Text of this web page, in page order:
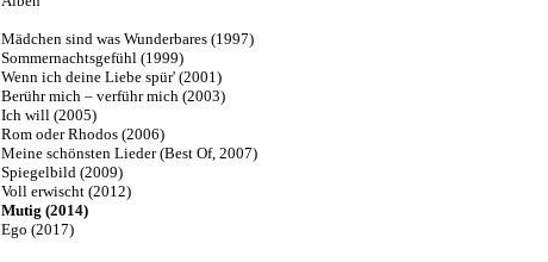
Mädchen sind was Wunderbares (1997)
Sommernachtsgefühl (1999)
Wenn ich deine Liebe spür' (2001)
Berühr mich – verführ mich (2003)
Ich will (2005)
Rom oder Rhodos (2006)
Meine schönsten Lieder (Best Of, 2007)
Spiegelbild (2009)
Voll erwischt (2012)
Mutig (2014)
Ego (2017)